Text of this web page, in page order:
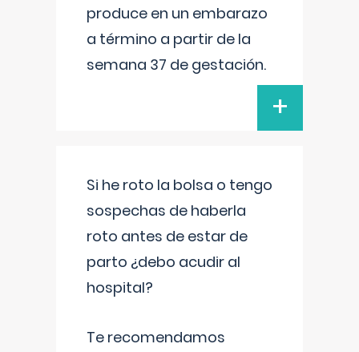
produce en un embarazo
a término a partir de la
semana 37 de gestación.
+
Si he roto la bolsa o tengo
sospechas de haberla
roto antes de estar de
parto ¿debo acudir al
hospital?
Te recomendamos